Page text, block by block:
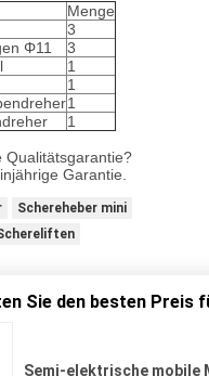
Menge
3
Φ11
3
1
1
1
1
Qualitätsgarantie?
Garantie.
Schereheber mini
Sie den besten Preis
Semi-elektrische mobile